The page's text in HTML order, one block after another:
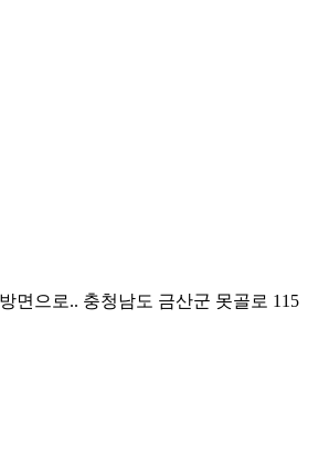
면으로.. 충청남도 금산군 못골로 115